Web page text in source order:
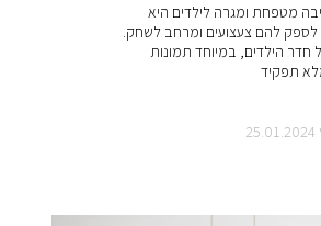
מטפחת ומגרה לילדים היא
להם צעצועים ומרחב לשחק.
חדר הילדים, במיוחד תמונות
תפקיד